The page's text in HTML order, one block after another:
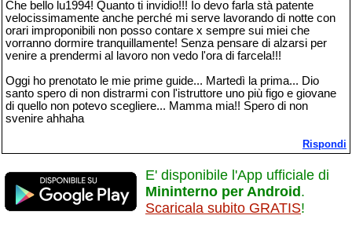
Che bello lu1994! Quanto ti invidio!!! Io devo farla stà patente
velocissimamente anche perché mi serve lavorando di notte con
orari improponibili non posso contare x sempre sui miei che
vorranno dormire tranquillamente! Senza pensare di alzarsi per
venire a prendermi al lavoro non vedo l'ora di farcela!!!
Oggi ho prenotato le mie prime guide... Martedì la prima... Dio
santo spero di non distrarmi con l'istruttore uno più figo e giovane
di quello non potevo scegliere... Mamma mia!! Spero di non
svenire ahhaha
Rispondi
E' disponibile l'App ufficiale di
Mininterno per Android .
Scaricala subito GRATIS!